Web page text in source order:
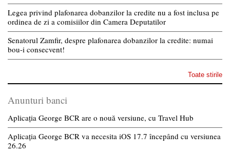
Legea privind plafonarea dobanzilor la credite nu a fost inclusa pe
ordinea de zi a comisiilor din Camera Deputatilor
Senatorul Zamfir, despre plafonarea dobanzilor la credite: numai
bou-i consecvent!
Toate stirile
Anunturi banci
Aplicația George BCR are o nouă versiune, cu Travel Hub
Aplicația George BCR va necesita iOS 17.7 începând cu versiunea
26.26